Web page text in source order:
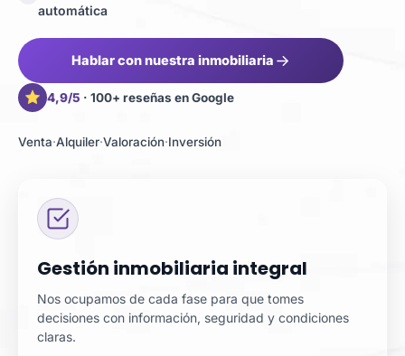
automática
Hablar con nuestra inmobiliaria
4,9/5 · 100+ reseñas en Google
Venta Alquiler Valoración Inversión
Gestión inmobiliaria integral
Nos ocupamos de cada fase para que tomes
decisiones con información, seguridad y condiciones
claras.